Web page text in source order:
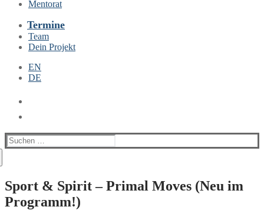
Mentorat
Termine
Team
Dein Projekt
EN
DE
Suchen
nach:
Sport & Spirit – Primal Moves (Neu im
Programm!)